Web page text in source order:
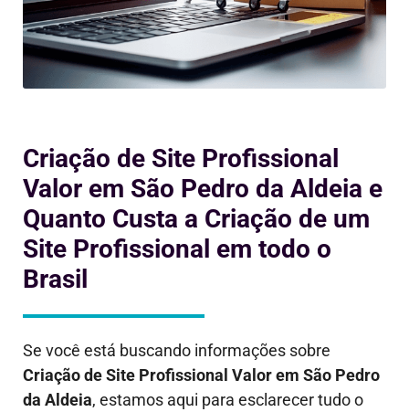
Criação de Site Profissional
Valor em São Pedro da Aldeia e
Quanto Custa a Criação de um
Site Profissional em todo o
Brasil
Se você está buscando informações sobre
Criação de Site Profissional Valor em São Pedro
da Aldeia, estamos aqui para esclarecer tudo o